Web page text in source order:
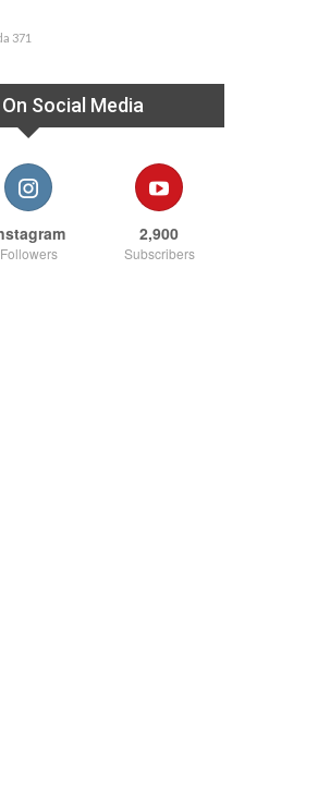
371
Social Media
Followers
2,900
Subscribers